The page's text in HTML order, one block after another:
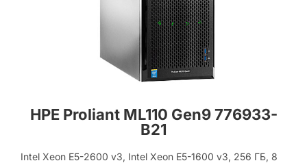
HPE Proliant ML110 Gen9 776933-
B21
Intel Xeon E5-2600 v3, Intel Xeon E5-1600 v3, 256 ГБ, 8